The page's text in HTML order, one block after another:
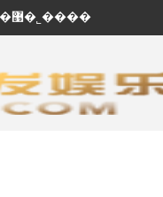
��ӭ���ʽ������ֽ��輯�����޹�˾����